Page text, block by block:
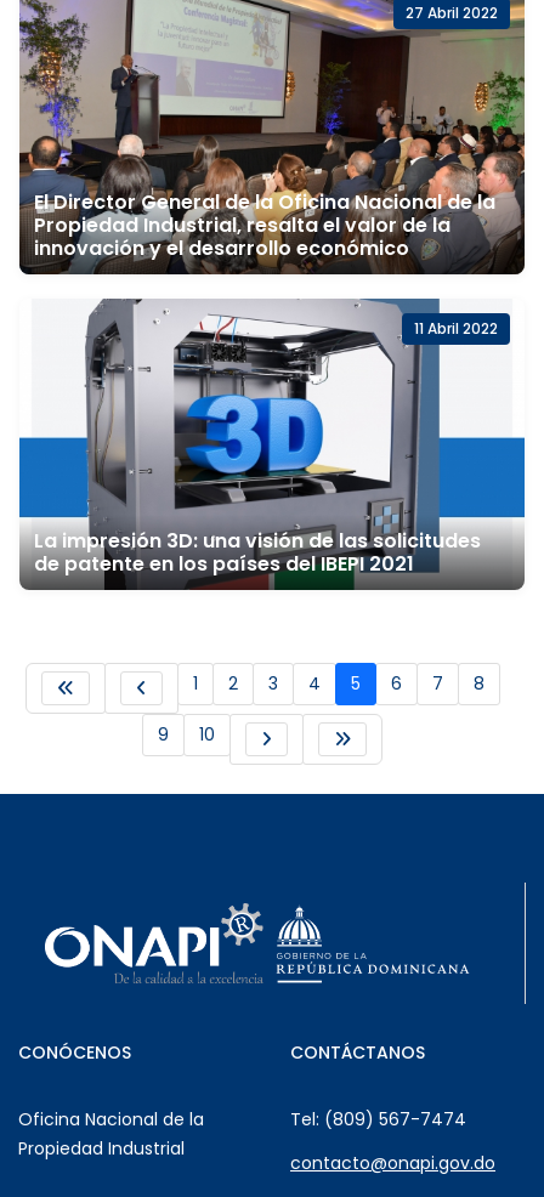
27 Abril 2022
El Director General de la Oficina Nacional de la
Propiedad Industrial, resalta el valor de la
innovación y el desarrollo económico
11 Abril 2022
La impresión 3D: una visión de las solicitudes
de patente en los países del IBEPI 2021
1 2 3 4 5 6 7 8
9 10
CONÓCENOS
Oficina Nacional de la
Propiedad Industrial
CONTÁCTANOS
Tel: (809) 567-7474
contacto@onapi.gov.do